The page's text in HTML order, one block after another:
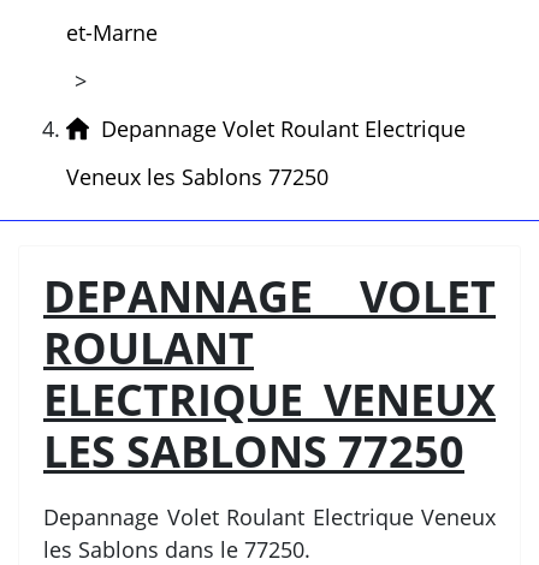
et-Marne
>
Depannage Volet Roulant Electrique
Veneux les Sablons 77250
DEPANNAGE VOLET
ROULANT
ELECTRIQUE VENEUX
LES SABLONS 77250
Depannage Volet Roulant Electrique Veneux
les Sablons dans le 77250.